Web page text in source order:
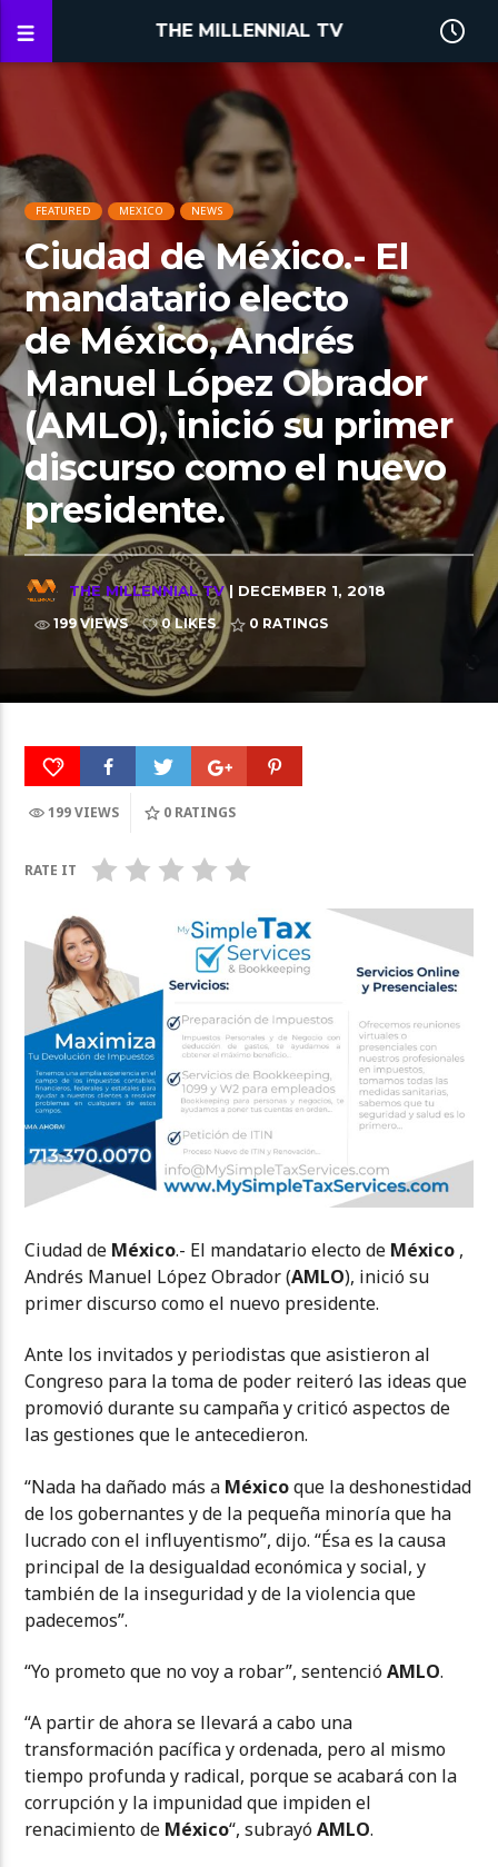
THE MILLENNIAL TV
FEATURED MEXICO NEWS
Ciudad de México.- El
mandatario electo
de México, Andrés
Manuel López Obrador
(AMLO), inició su primer
discurso como el nuevo
presidente.
THE MILLENNIAL TV| DECEMBER 1, 2018
199 VIEWS 0 LIKES 0 RATINGS
199 VIEWS 0 RATINGS
RATE IT
Ciudad de México.- El mandatario electo de México ,
Andrés Manuel López Obrador (AMLO), inició su
primer discurso como el nuevo presidente.
Ante los invitados y periodistas que asistieron al
Congreso para la toma de poder reiteró las ideas que
promovió durante su campaña y criticó aspectos de
las gestiones que le antecedieron.
“Nada ha dañado más a Méxicoque la deshonestidad
de los gobernantes y de la pequeña minoría que ha
lucrado con el influyentismo”, dijo. “Ésa es la causa
principal de la desigualdad económica y social, y
también de la inseguridad y de la violencia que
padecemos”.
“Yo prometo que no voy a robar”, sentencióAMLO.
“A partir de ahora se llevará a cabo una
transformación pacífica y ordenada, pero al mismo
tiempo profunda y radical, porque se acabará con la
corrupción y la impunidad que impiden el
renacimiento de México“, subrayóAMLO.